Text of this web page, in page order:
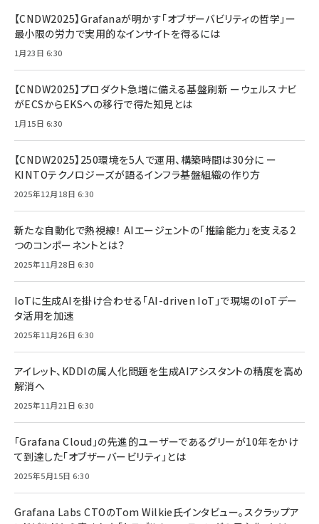
【CNDW2025】Grafanaが明かす「オブザーバビリティの哲学」ー
最小限の労力で実用的なインサイトを得るには
1月23日 6:30
【CNDW2025】プロダクト急増に備える基盤刷新 ーウェルスナビ
がECSからEKSへの移行で得た知見とは
1月15日 6:30
【CNDW2025】250環境を5人で運用、構築時間は30分に ー
KINTOテクノロジーズが語るインフラ基盤組織の作り方
2025年12月18日 6:30
新たな自動化で熱視線！ AIエージェントの「推論能力」を支える2
つのコンポーネントとは？
2025年11月28日 6:30
IoTに生成AIを掛け合わせる「AI-driven IoT」で現場のIoTデー
タ活用を加速
2025年11月26日 6:30
アイレット、KDDIの属人化問題を生成AIアシスタントの精度を高め
解消へ
2025年11月21日 6:30
「Grafana Cloud」の先進的ユーザーであるグリーが10年をかけ
て到達した「オブザーバービリティ」とは
2025年5月15日 6:30
Grafana Labs CTOのTom Wilkie氏インタビュー。スクラップア